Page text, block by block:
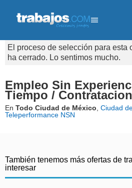
El proceso de selección para esta
ha cerrado. Lo sentimos mucho.
Empleo Sin
Tiempo /
En Todo Ciudad de México Ciudad
Teleperformance NSN
También tenemos más ofertas de
interesar